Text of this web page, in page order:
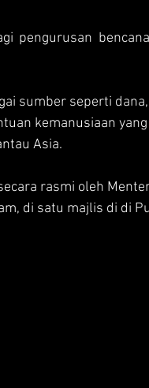
pengurusan
sumber seperti
kemanusiaan
Asia.
rasmi oleh
di satu majlis di di